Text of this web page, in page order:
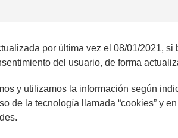
por última vez el 08/01/2021,
del usuario, de forma
y utilizamos la información según
de la tecnología llamada “cookies” y